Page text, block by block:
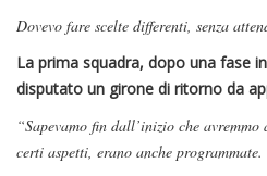
Dovevo fare scelte differenti, senza
La prima squadra, dopo una fase
disputato un girone di ritorno da
“Sapevamo fin dall’inizio che
certi aspetti, erano anche programmate.